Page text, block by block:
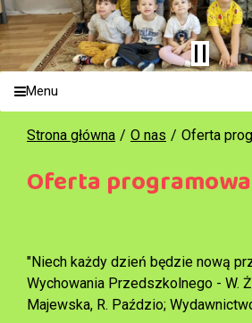
Menu
Strona główna O nas Oferta
Oferta programowa
"Niech każdy dzień będzie nową
Wychowania Przedszkolnego - W.
Majewska, R. Paździo;